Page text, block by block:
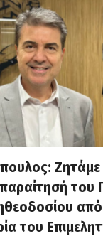
Ζητάμε
του
του